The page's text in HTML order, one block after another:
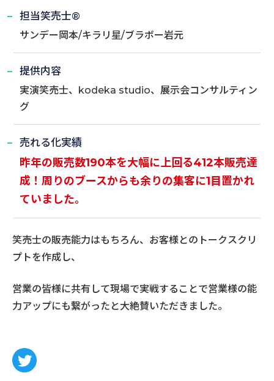
担当笑売士®
サンデー岡本/キラリ星/ブラボー岩元
提供内容
実演笑売士、kodeka studio、展示会コンサルティン
グ
売れる化実績
昨年の販売数190本を大幅に上回る412本販売達
成！周りのブースからも余りの集客に1目置かれ
ていました。
笑売士の販売能力はもちろん、お客様とのトークスクリ
プトを作成し、
営業の皆様に共有して現場で実戦することで営業様の能
力アップにも繋がったと大絶賛いただきました。